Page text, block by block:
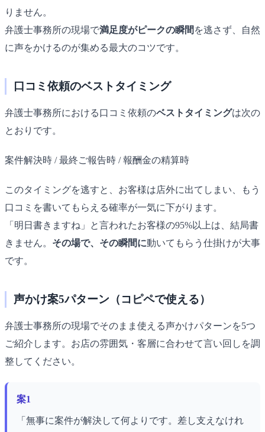
りません。
弁護士事務所の現場で満足度がピークの瞬間 を逃さず、自然
に声をかけるのが集める最大のコツです。
口コミ依頼のベストタイミング
弁護士事務所における口コミ依頼のベストタイミングは次の
とおりです。
案件解決時 / 最終ご報告時 / 報酬金の精算時
このタイミングを逃すと、お客様は店外に出てしまい、もう
口コミを書いてもらえる確率が一気に下がります。
「明日書きますね」と言われたお客様の95%以上は、結局書
きません。 その場で、その瞬間に動いてもらう仕掛けが大事
です。
声かけ案5パターン（コピペで使える）
弁護士事務所の現場でそのまま使える声かけパターンを5つ
ご紹介します。お店の雰囲気・客層に合わせて言い回しを調
整してください。
案1
「無事に案件が解決して何よりです。差し支えなけれ